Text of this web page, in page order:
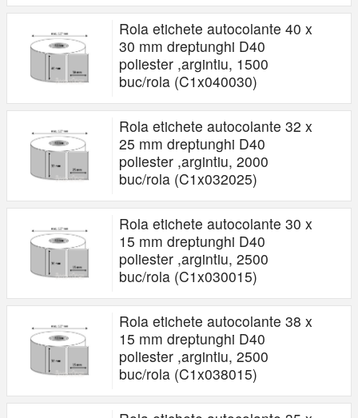
Rola etichete autocolante 40 x
30 mm dreptunghi D40
poliester ,argintiu, 1500
buc/rola (C1x040030)
Rola etichete autocolante 32 x
25 mm dreptunghi D40
poliester ,argintiu, 2000
buc/rola (C1x032025)
Rola etichete autocolante 30 x
15 mm dreptunghi D40
poliester ,argintiu, 2500
buc/rola (C1x030015)
Rola etichete autocolante 38 x
15 mm dreptunghi D40
poliester ,argintiu, 2500
buc/rola (C1x038015)